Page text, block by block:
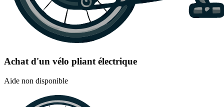
Achat d'un vélo pliant électrique
Aide non disponible